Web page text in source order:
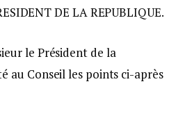
DE LA REPUBLIQUE.
le Président de la
au Conseil les points ci-après